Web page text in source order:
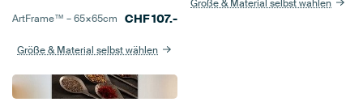
ArtFrame™ –65×65cm CHF107.-
Größe & Material selbst wählen
Größe & Material selbst wählen